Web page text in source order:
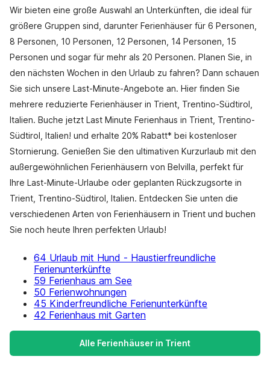
Wir bieten eine große Auswahl an Unterkünften, die ideal für
größere Gruppen sind, darunter Ferienhäuser für 6 Personen,
8 Personen, 10 Personen, 12 Personen, 14 Personen, 15
Personen und sogar für mehr als 20 Personen. Planen Sie, in
den nächsten Wochen in den Urlaub zu fahren? Dann schauen
Sie sich unsere Last-Minute-Angebote an. Hier finden Sie
mehrere reduzierte Ferienhäuser in Trient, Trentino-Südtirol,
Italien. Buche jetzt Last Minute Ferienhaus in Trient, Trentino-
Südtirol, Italien! und erhalte 20% Rabatt* bei kostenloser
Stornierung. Genießen Sie den ultimativen Kurzurlaub mit den
außergewöhnlichen Ferienhäusern von Belvilla, perfekt für
Ihre Last-Minute-Urlaube oder geplanten Rückzugsorte in
Trient, Trentino-Südtirol, Italien. Entdecken Sie unten die
verschiedenen Arten von Ferienhäusern in Trient und buchen
Sie noch heute Ihren perfekten Urlaub!
64 Urlaub mit Hund - Haustierfreundliche
Ferienunterkünfte
59 Ferienhaus am See
50 Ferienwohnungen
45 Kinderfreundliche Ferienunterkünfte
42 Ferienhaus mit Garten
Alle Ferienhäuser in Trient